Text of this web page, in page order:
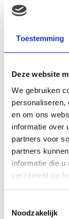
Toestemming
Deze website
We gebruiken
personaliseren,
en om ons
informatie over
partners voor
partners
informatie die u
verzameld op
Noodzakelijk